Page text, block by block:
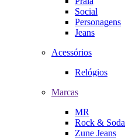
Social
Personagens
Jeans
Acessórios
Relógios
Marcas
MR
Rock & Soda
Zune Jeans